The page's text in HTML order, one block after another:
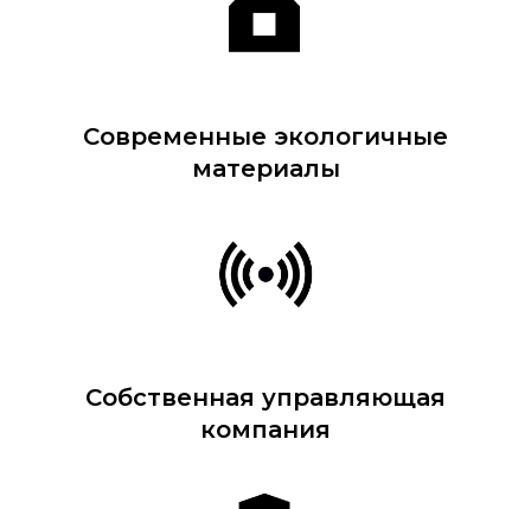
Современные экологичные
материалы
Собственная управляющая
компания